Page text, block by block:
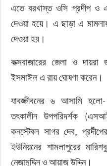
এতে বরখাস্ত ওসি প্রদীপ
দেওয়া হয়ে। এ ছাড়া এ
দেওয়া হয়।
কক্সবাজারের জেলা ও
ইসমাঈল এ রায় ঘোষণা করেন।
যাবজ্জীবনের ৬ আসামি হলো-
তৎকালীন উপপরিদর্শক
কনস্টেবল সাগর দেব,
ইউনিয়নের শামলাপুরের
নেজামুদ্দিন ও আয়াজ উদ্দিন।